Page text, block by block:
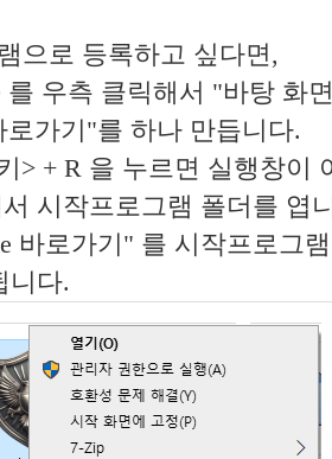
으로 등록하고 싶다면,
를 우측 클릭해서 "바탕 화
로가기"를 하나 만듭니다.
> + R 을 누르면 실행창이
시작프로그램 폴더를 엽
바로가기" 를 시작프로그
니다.